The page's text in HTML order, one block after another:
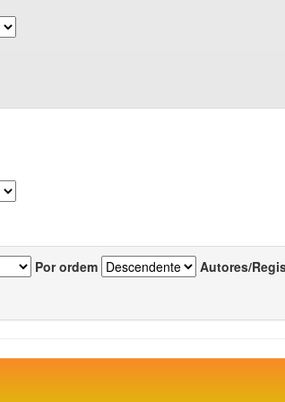
Por ordem Autores/